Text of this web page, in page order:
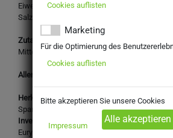
Eiweiß: 7,8 g
Salz: 0,01 g
Zutaten:
Mittelkorn Reis
Allergene: k.A.
Herkunftsland:
Spanien
Inverkehrbringer:
Euryza GmbH
Cookies auflisten
Marketing
Für die Optimierung des
Cookies auflisten
Bitte akzeptieren Sie unsere Cookies
Impressum